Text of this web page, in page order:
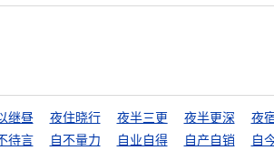
继昼 夜住晓行 夜半三更 夜半更深 夜
待言 自不量力 自业自得 自产自销 自